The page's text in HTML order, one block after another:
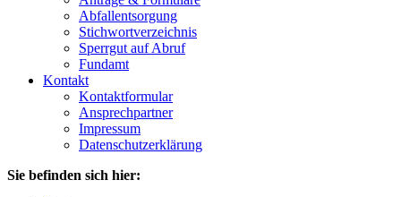
Abfallentsorgung
Stichwortverzeichnis
Sperrgut auf Abruf
Fundamt
Kontakt
Kontaktformular
Ansprechpartner
Impressum
Datenschutzerklärung
Sie befinden sich hier: